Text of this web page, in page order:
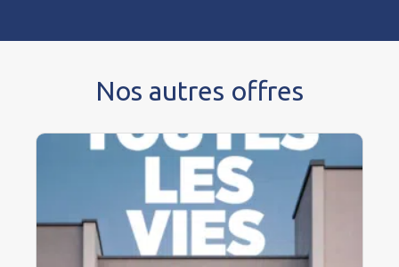
Nos autres offres